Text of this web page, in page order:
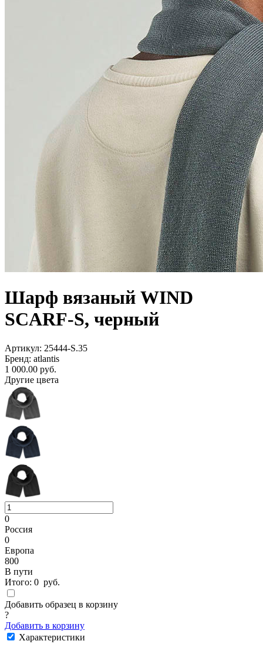
Шарф вязаный WIND
SCARF-S, черный
Артикул: 25444-S.35
Бренд: atlantis
1 000.00 руб.
Другие цвета
0
Россия
0
Европа
800
В пути
Итого: 0 руб.
Добавить образец в корзину
?
Добавить в корзину
Характеристики